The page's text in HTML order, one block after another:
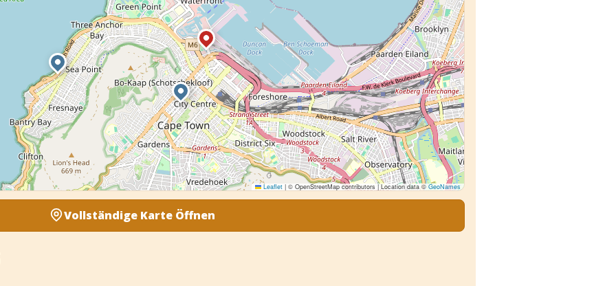
Leaflet | © OpenStreetMap contributors | Location data ©GeoNames
Vollständige Karte Öffnen